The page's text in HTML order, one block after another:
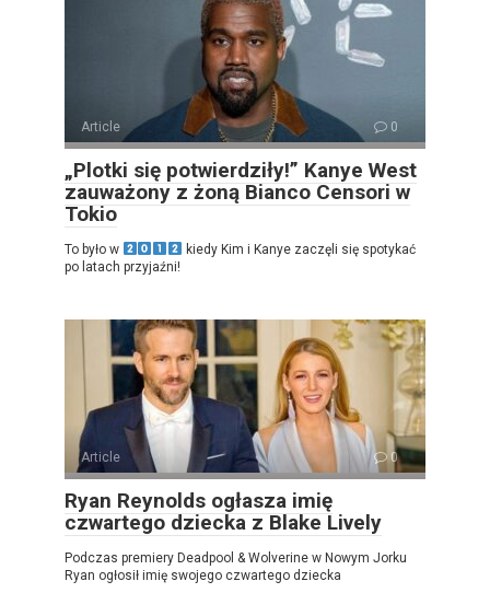
Article 0
„Plotki się potwierdziły!” Kanye West
zauważony z żoną Bianco Censori w
Tokio
To było w
kiedy Kim i Kanye zaczęli się spotykać
po latach przyjaźni!
Article 0
Ryan Reynolds ogłasza imię
czwartego dziecka z Blake Lively
Podczas premiery Deadpool & Wolverine w Nowym Jorku
Ryan ogłosił imię swojego czwartego dziecka